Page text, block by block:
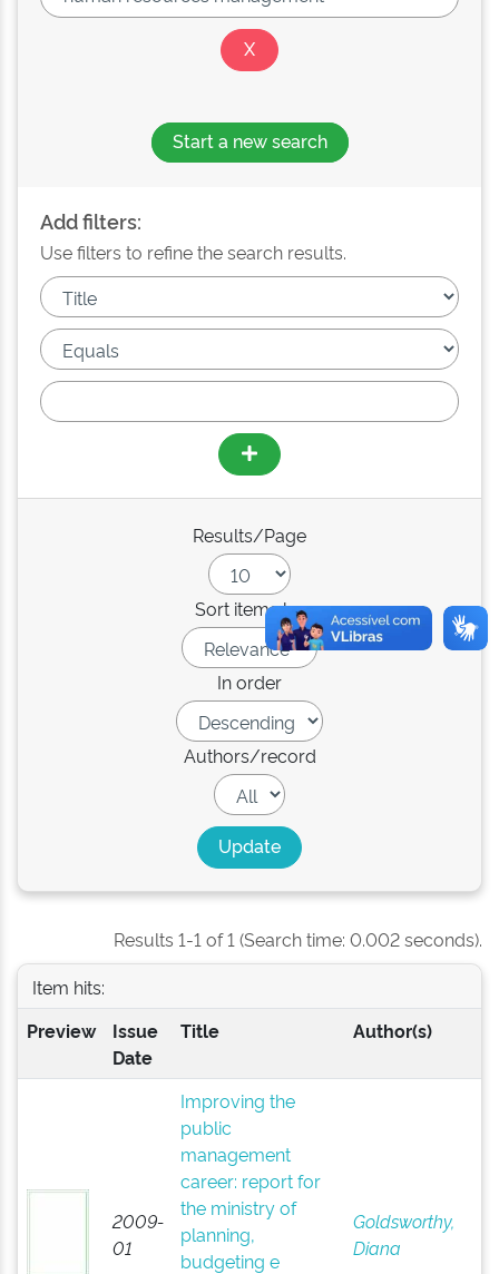
Start a new search
Add filters:
Use filters to refine the search results.
Results/Page
Sort items by
In order
Authors/record
Results 1-1 of 1 (Search time: 0.002 seconds).
Item hits:
Preview
Issue
Date
Title Author(s)
2009-
01
Improving the
public
management
career: report for
the ministry of
planning,
budgeting e
Goldsworthy,
Diana